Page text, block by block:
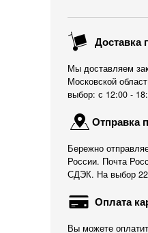
Доставка
Мы доставляем
Московской
выбор: с 12:00 -
Отправка
Бережно
России. Почта
СДЭК. На выбор
Оплата
Вы можете